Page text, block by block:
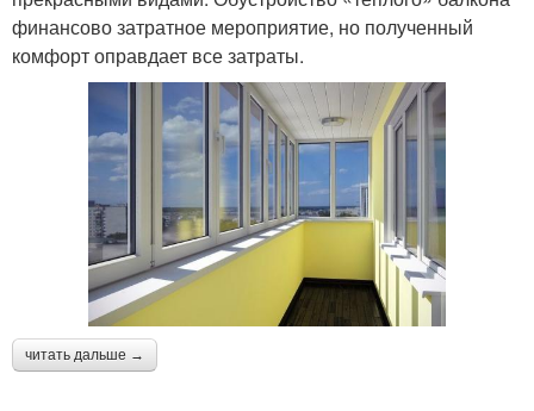
финансово затратное мероприятие, но полученный
комфорт оправдает все затраты.
читать дальше →